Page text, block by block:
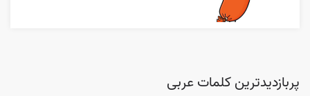
پربازدیدترین کلمات عربی